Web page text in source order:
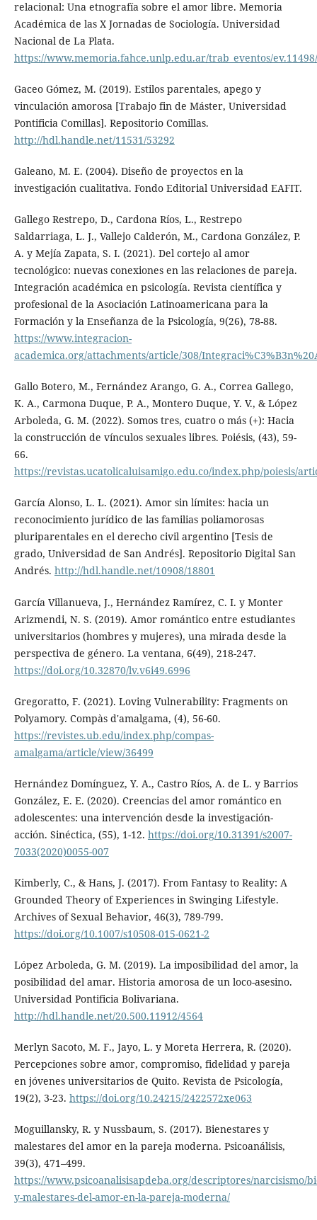
relacional: Una etnografía sobre el amor libre. Memoria
Académica de las X Jornadas de Sociología. Universidad
Nacional de La Plata.
https://www.memoria.fahce.unlp.edu.ar/trab_eventos/
Gaceo Gómez, M. (2019). Estilos parentales, apego y
vinculación amorosa [Trabajo fin de Máster, Universidad
Pontificia Comillas]. Repositorio Comillas.
http://hdl.handle.net/11531/53292
Galeano, M. E. (2004). Diseño de proyectos en la
investigación cualitativa. Fondo Editorial Universidad EAFIT.
Gallego Restrepo, D., Cardona Ríos, L., Restrepo
Saldarriaga, L. J., Vallejo Calderón, M., Cardona González, P.
A. y Mejía Zapata, S. I. (2021). Del cortejo al amor
tecnológico: nuevas conexiones en las relaciones de pareja.
Integración académica en psicología. Revista científica y
profesional de la Asociación Latinoamericana para la
Formación y la Enseñanza de la Psicología, 9(26), 78-88.
https://www.integracion-
academica.org/attachments/article/308/
Gallo Botero, M., Fernández Arango, G. A., Correa Gallego,
K. A., Carmona Duque, P. A., Montero Duque, Y. V., & López
Arboleda, G. M. (2022). Somos tres, cuatro o más (+): Hacia
la construcción de vínculos sexuales libres. Poiésis, (43), 59-
66.
https://revistas.ucatolicaluisamigo.edu.co/index.php/poiesis/
García Alonso, L. L. (2021). Amor sin límites: hacia un
reconocimiento jurídico de las familias poliamorosas
pluriparentales en el derecho civil argentino [Tesis de
grado, Universidad de San Andrés]. Repositorio Digital San
Andrés. http://hdl.handle.net/10908/18801
García Villanueva, J., Hernández Ramírez, C. I. y Monter
Arizmendi, N. S. (2019). Amor romántico entre estudiantes
universitarios (hombres y mujeres), una mirada desde la
perspectiva de género. La ventana, 6(49), 218-247.
https://doi.org/10.32870/lv.v6i49.6996
Gregoratto, F. (2021). Loving Vulnerability: Fragments on
Polyamory. Compàs d'amalgama, (4), 56-60.
https://revistes.ub.edu/index.php/compas-
amalgama/article/view/36499
Hernández Domínguez, Y. A., Castro Ríos, A. de L. y Barrios
González, E. E. (2020). Creencias del amor romántico en
adolescentes: una intervención desde la investigación-
acción. Sinéctica, (55), 1-12. https://doi.org/10.31391/s2007-
7033(2020)0055-007
Kimberly, C., & Hans, J. (2017). From Fantasy to Reality: A
Grounded Theory of Experiences in Swinging Lifestyle.
Archives of Sexual Behavior, 46(3), 789-799.
https://doi.org/10.1007/s10508-015-0621-2
López Arboleda, G. M. (2019). La imposibilidad del amor, la
posibilidad del amar. Historia amorosa de un loco-asesino.
Universidad Pontificia Bolivariana.
http://hdl.handle.net/20.500.11912/4564
Merlyn Sacoto, M. F., Jayo, L. y Moreta Herrera, R. (2020).
Percepciones sobre amor, compromiso, fidelidad y pareja
en jóvenes universitarios de Quito. Revista de Psicología,
19(2), 3-23. https://doi.org/10.24215/2422572xe063
Moguillansky, R. y Nussbaum, S. (2017). Bienestares y
malestares del amor en la pareja moderna. Psicoanálisis,
39(3), 471–499.
https://www.psicoanalisisapdeba.org/descriptores/narcisismo/
y-malestares-del-amor-en-la-pareja-moderna/